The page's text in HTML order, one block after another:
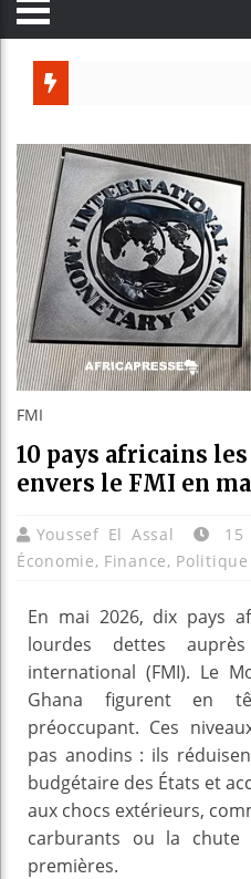
FMI
10 pays africains
envers le FMI en
Youssef El Assal 15
Économie, Finance, Politique
En mai 2026, dix pays
lourdes dettes
international (FMI). Le
Ghana figurent en
préoccupant. Ces
pas anodins : ils
budgétaire des États et
aux chocs extérieurs,
carburants ou la chute
premières.